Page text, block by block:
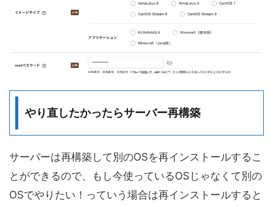
やり直したかったらサーバー再構築
サーバーは再構築して別のOSを再インストールするこ
とができるので、もし今使っているOSじゃなくて別の
OSでやりたい！っていう場合は再インストールすると